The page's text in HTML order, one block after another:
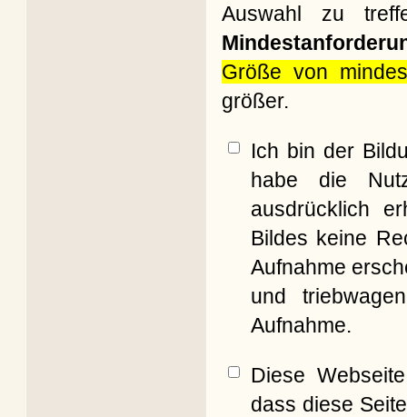
Auswahl zu
Größe von
größer.
Ich bin der
habe die
ausdrücklich
Bildes keine
Aufnahme
und
Aufnahme.
Diese
dass diese